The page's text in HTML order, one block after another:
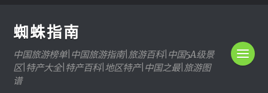
蜘蛛指南
中国旅游榜单|中国旅游指南|旅游百科|中国5A级景
区|特产大全|特产百科|地区特产|中国之最|旅游图
谱